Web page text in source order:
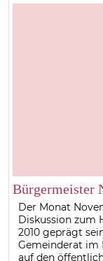
Bürgermeister
Der Monat
Diskussion zum
2010 geprägt
Gemeinderat im
auf den